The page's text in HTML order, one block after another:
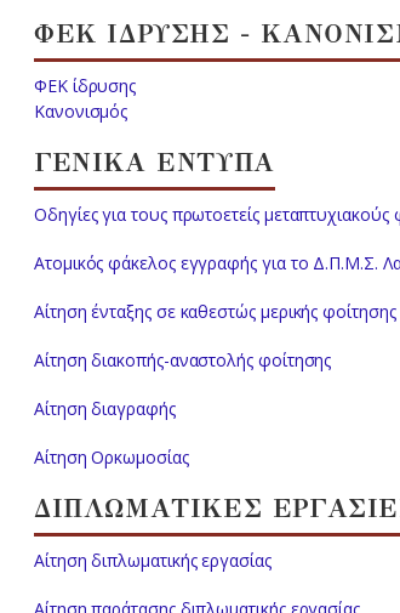
ΦΕΚ ΙΔΡΥΣΗΣ -
ΦΕΚ ίδρυσης
Κανονισμός
ΓΕΝΙΚΑ ΕΝΤΥΠΑ
Οδηγίες για τους πρωτοετείς μεταπτυχιακούς
Ατομικός φάκελος εγγραφής για το Δ.Π.Μ.Σ.
Αίτηση ένταξης σε καθεστώς μερικής φοίτησης
Αίτηση διακοπής-αναστολής φοίτησης
Αίτηση διαγραφής
Αίτηση Ορκωμοσίας
ΔΙΠΛΩΜΑΤΙΚΕΣ
Αίτηση διπλωματικής εργασίας